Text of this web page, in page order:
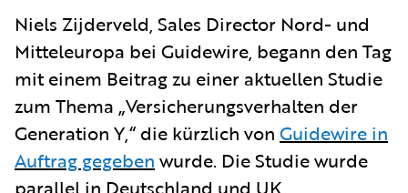
Niels Zijderveld, Sales Director Nord- und
Mitteleuropa bei Guidewire, begann den Tag
mit einem Beitrag zu einer aktuellen Studie
zum Thema „Versicherungsverhalten der
Generation Y,“ die kürzlich von Guidewire in
Auftrag gegeben wurde. Die Studie wurde
parallel in Deutschland und UK